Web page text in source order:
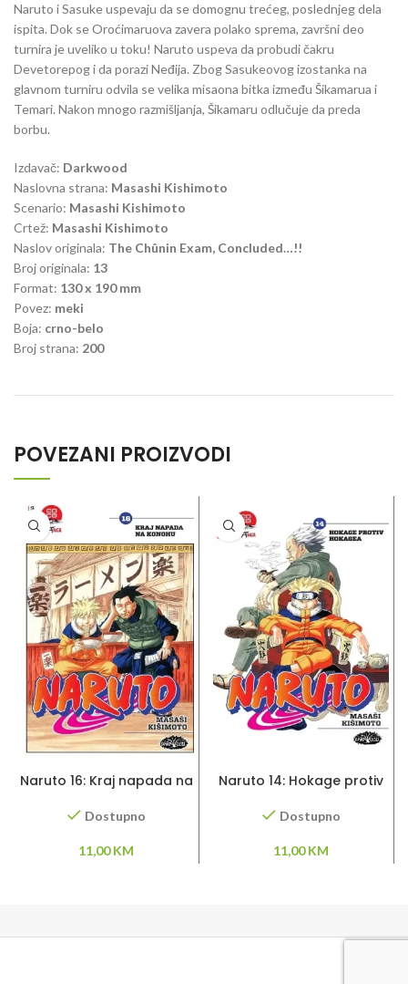
Naruto i Sasuke uspevaju da se domognu trećeg, poslednjeg dela
ispita. Dok se Oroćimaruova zavera polako sprema, završni deo
turnira je uveliko u toku! Naruto uspeva da probudi čakru
Devetorepog i da porazi Neđija. Zbog Sasukeovog izostanka na
glavnom turniru odvila se velika misaona bitka između Šikamarua i
Temari. Nakon mnogo razmišljanja, Šikamaru odlučuje da preda
borbu.
Izdavač: Darkwood
Naslovna strana: Masashi Kishimoto
Scenario: Masashi Kishimoto
Crtež: Masashi Kishimoto
Naslov originala: The Chûnin Exam, Concluded…!!
Broj originala: 13
Format: 130 x 190 mm
Povez: meki
Boja: crno-belo
Broj strana: 200
POVEZANI PROIZVODI
Naruto 16: Kraj napada na
Dostupno
11,00KM
Naruto 14: Hokage protiv
Dostupno
11,00KM